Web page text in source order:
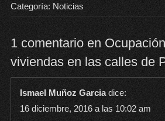
Categoría: Noticias
1 comentario en
viviendas en las calles de
Ismael Muñoz Garcia dice:
16 diciembre, 2016 a las 10:02 am